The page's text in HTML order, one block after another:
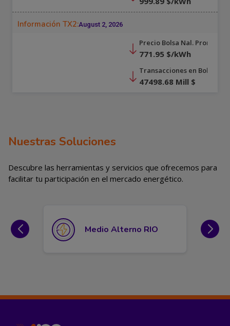
Nuestras Soluciones
Descubre las herramientas y servicios que ofrecemos para
facilitar tu participación en el mercado energético.
Medio Alterno RIO